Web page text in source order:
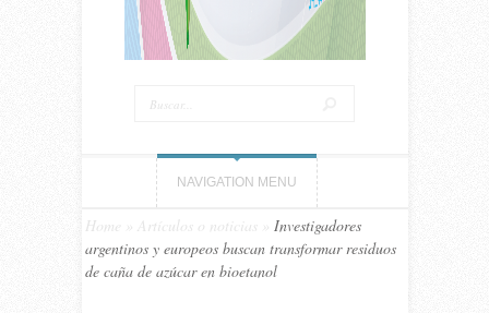
NAVIGATION MENU
Home Artículos o noticias
Investigadores
argentinos y europeos buscan transformar residuos
de caña de azúcar en bioetanol